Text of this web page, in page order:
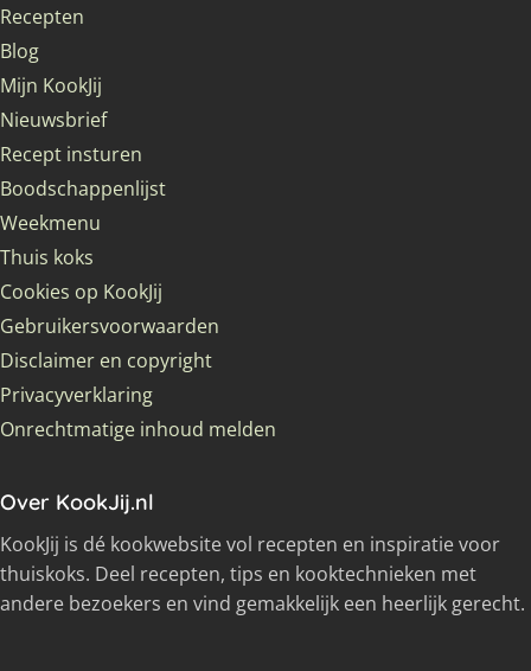
Recepten
Blog
Mijn KookJij
Nieuwsbrief
Recept insturen
Boodschappenlijst
Weekmenu
Thuis koks
Cookies op KookJij
Gebruikersvoorwaarden
Disclaimer en copyright
Privacyverklaring
Onrechtmatige inhoud melden
Over KookJij.nl
KookJij is dé kookwebsite vol recepten en inspiratie voor
thuiskoks. Deel recepten, tips en kooktechnieken met
andere bezoekers en vind gemakkelijk een heerlijk gerecht.